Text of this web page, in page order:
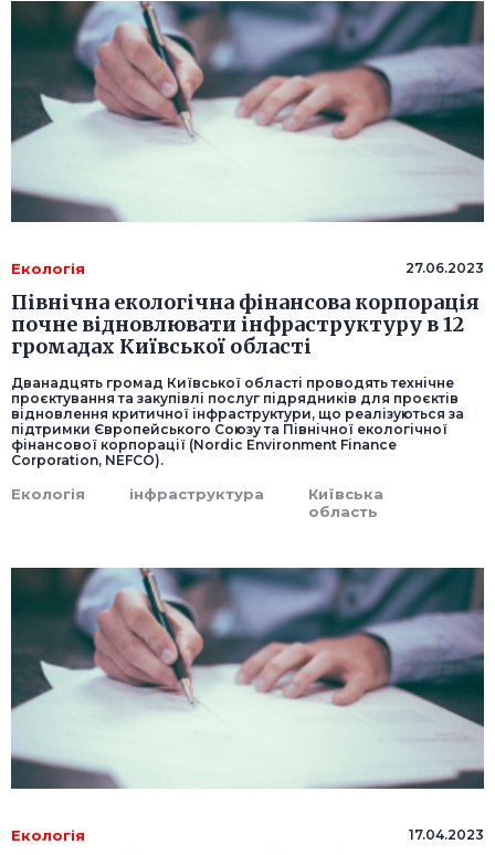
Екологія 27.06.2023
Північна екологічна фінансова корпорація
почне відновлювати інфраструктуру в 12
громадах Київської області
Дванадцять громад Київської області проводять технічне
проєктування та закупівлі послуг підрядників для проєктів
відновлення критичної інфраструктури, що реалізуються за
підтримки Європейського Союзу та Північної екологічної
фінансової корпорації (Nordic Environment Finance
Corporation, NEFCO).
Екологія інфраструктура
Київська
область
Екологія 17.04.2023